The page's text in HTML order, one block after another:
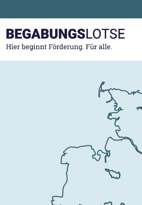
Zur Startseite gehen